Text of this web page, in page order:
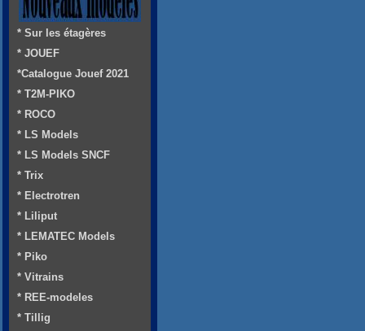
* Sur les étagères
* JOUEF
*Catalogue Jouef 2021
* T2M-PIKO
* ROCO
* LS Models
* LS Models SNCF
* Trix
* Electrotren
* Liliput
* LEMATEC Models
* Piko
* Vitrains
* REE-modeles
* Tillig